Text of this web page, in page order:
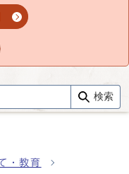
検索
・教育